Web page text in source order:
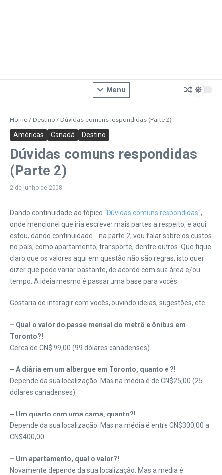
Menu
Home / Destino / Dúvidas comuns respondidas (Parte 2)
Américas Canadá Destino
Dúvidas comuns respondidas
(Parte 2)
2 de junho de 2008
Dando continuidade ao tópico “Dúvidas comuns respondidas“,
onde mencionei que iria escrever mais partes a respeito, e aqui
estou, dando continuidade… na parte 2, vou falar sobre os custos
no país, como apartamento, transporte, dentre outros. Que fique
claro que os valores aqui em questão não são regras, isto quer
dizer que pode variar bastante, de acordo com sua área e/ou
tempo. A ideia mesmo é passar uma base para vocês.
Gostaria de interagir com vocês, ouvindo ideias, sugestões, etc.
– Qual o valor do passe mensal do metrô e ônibus em
Toronto?!
Cerca de CN$ 99,00 (99 dólares canadenses)
– A diária em um albergue em Toronto, quanto é ?!
Depende da sua localização. Mas na média é de CN$25,00 (25
dólares canadenses)
– Um quarto com uma cama, quanto?!
Depende da sua localização. Mas na média é entre CN$300,00 a
CN$400,00
– Um apartamento, qual o valor?!
Novamente depende da sua localização. Mas a média é